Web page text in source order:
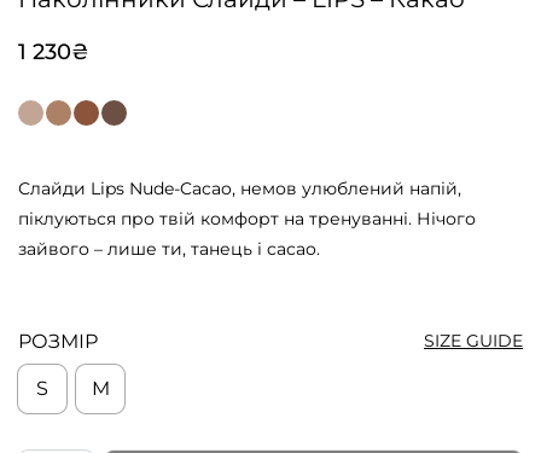
1 230₴
Слайди Lips Nude-Cacao, немов улюблений напій,
піклуються про твій комфорт на тренуванні. Нічого
зайвого – лише ти, танець і cacao.
SIZE GUIDE
РОЗМІР
S M